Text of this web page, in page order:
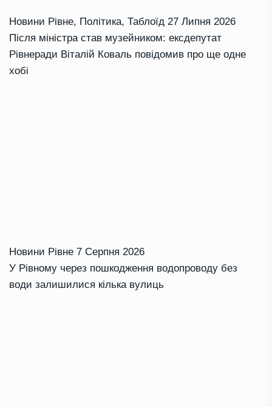
Новини Рівне, Політика, Таблоїд 27 Липня 2026
Після міністра став музейником: ексдепутат
Рівнеради Віталій Коваль повідомив про ще одне
хобі
Новини Рівне 7 Серпня 2026
У Рівному через пошкодження водопроводу без
води залишилися кілька вулиць